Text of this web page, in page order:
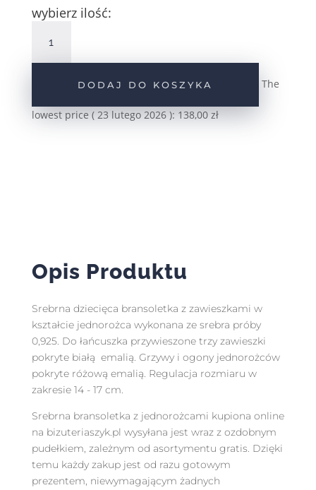
wybierz ilość:
Srebrna
bransoletka
jednorożce
DODAJ DO KOSZYKA The
lowest price (23 lutego 2026): 138,00 zł
Opis Produktu
Srebrna dziecięca bransoletka z zawieszkami w
kształcie jednorożca wykonana ze srebra próby
0,925. Do łańcuszka przywieszone trzy zawieszki
pokryte białą emalią. Grzywy i ogony jednorożców
pokryte różową emalią. Regulacja rozmiaru w
zakresie 14 - 17 cm.
Srebrna bransoletka z jednorożcami kupiona online
na bizuteriaszyk.pl wysyłana jest wraz z ozdobnym
pudełkiem, zależnym od asortymentu gratis. Dzięki
temu każdy zakup jest od razu gotowym
prezentem, niewymagającym żadnych